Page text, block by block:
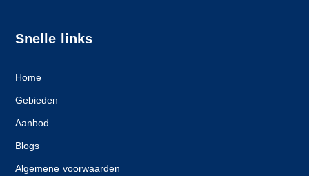
Snelle links
Home
Gebieden
Aanbod
Blogs
Algemene voorwaarden